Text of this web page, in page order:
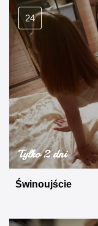
24
Tylko 2 dni
Świnoujście